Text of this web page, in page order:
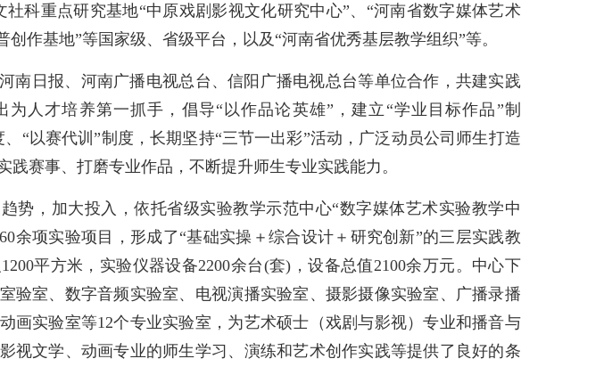
科重点研究基地“中原戏剧影视文化研究中心”、“河南省数字媒体艺术
创作基地”等国家级、省级平台，以及“河南省优秀基层教学组织”等。
南日报、河南广播电视总台、信阳广播电视总台等单位合作，共建实践
人才培养第一抓手，倡导“以作品论英雄”，建立“学业目标作品”制
“以赛代训”制度，长期坚持“三节一出彩”活动，广泛动员公司师生打造
践赛事、打磨专业作品，不断提升师生专业实践能力。
势，加大投入，依托省级实验教学示范中心“数字媒体艺术实验教学中
余项实验项目，形成了“基础实操＋综合设计＋研究创新”的三层实践教
平方米，实验仪器设备2200余台(套)，设备总值2100余万元。中心下
验室、数字音频实验室、电视演播实验室、摄影摄像实验室、广播录播
画实验室等12个专业实验室，为艺术硕士（戏剧与影视）专业和播音与
视文学、动画专业的师生学习、演练和艺术创作实践等提供了良好的条